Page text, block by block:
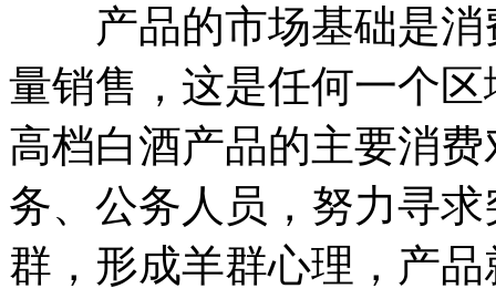
产品的市场基础是消
量销售，这是任何一个
高档白酒产品的主要消
务、公务人员，努力寻
群，形成羊群心理，产